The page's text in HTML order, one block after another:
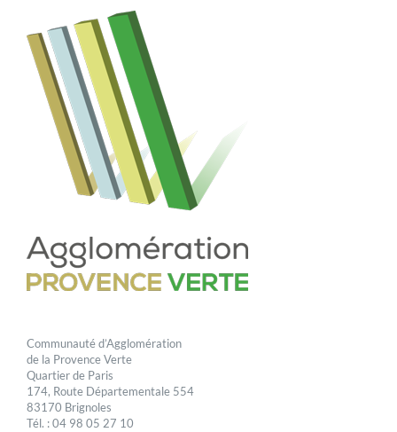
Communauté d’Agglomération
de la Provence Verte
Quartier de Paris
174, Route Départementale 554
83170 Brignoles
Tél. : 04 98 05 27 10